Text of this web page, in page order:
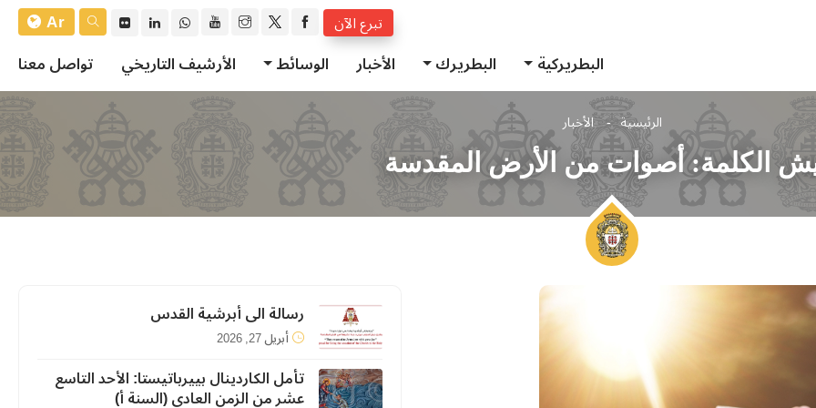
تبرع الآن
Ar
البطريركية
البطريرك الأخبار الوسائط الأرشيف التاريخي تواصل معنا
الرئيسية الأخبار
الكلمة: أصوات من الأرض المقدسة
رسالة الى أبرشية القدس
أبريل 27, 2026
تأمل الكاردينال بييرباتيستا: الأحد التاسع
عشر من الزمن العادي (السنة أ)